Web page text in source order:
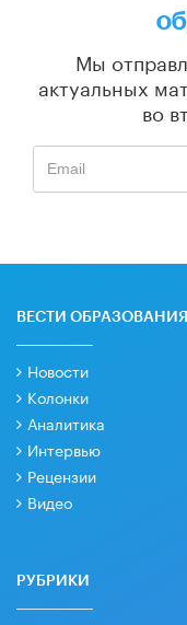
Мы
актуальных
во
ВЕСТИ ОБРАЗОВАНИЯ
Новости
Колонки
Аналитика
Интервью
Рецензии
Видео
РУБРИКИ